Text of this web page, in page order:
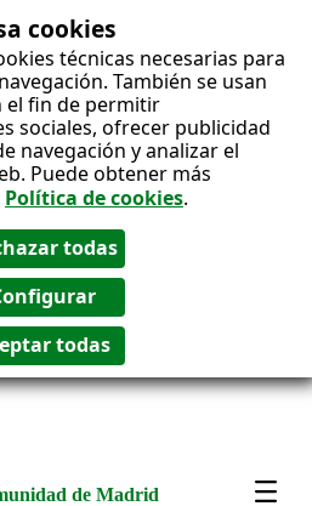
cookies
técnicas necesarias para
También se usan
el fin de permitir
sociales, ofrecer publicidad
navegación y analizar el
Puede obtener más
Política de cookies.
de Madrid